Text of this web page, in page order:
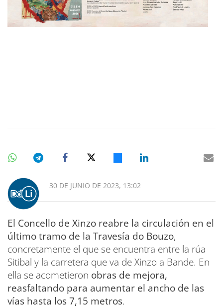
30 DE JUNIO DE 2023, 13:02
El Concello de Xinzo reabre la circulación en el
último tramo de la Travesía do Bouzo,
concretamente el que se encuentra entre la rúa
Sitibal y la carretera que va de Xinzo a Bande. En
ella se acometieron obras de mejora,
reasfaltando para aumentar el ancho de las
vías hasta los 7,15 metros.